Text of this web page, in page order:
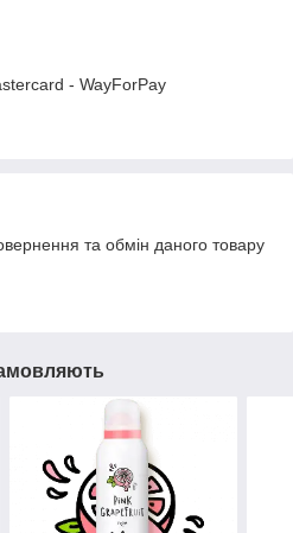
- WayForPay
та обмін даного товару